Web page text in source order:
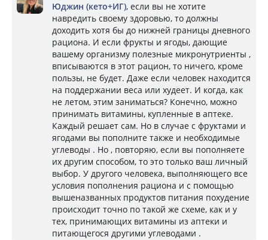
Юджин (кето+ИГ), если вы не хотите
навредить своему здоровью, то должны
доходить хотя бы до нижней границы дневного
рациона. И если фрукты и ягоды, дающие
вашему организму полезные микронутриенты ,
вписываются в этот рацион, то ничего, кроме
пользы, не будет. Даже если человек находится
на поддержании веса или худеет. И когда, как
не летом, этим заниматься? Конечно, можно
принимать витамины, купленные в аптеке.
Каждый решает сам. Но в случае с фруктами и
ягодами вы пополните также и необходимые
углеводы . Но , повторяю, если вы пополняете
их другим способом, то это только ваш личный
выбор. У другого человека, выполняющего все
условия пополнения рациона и с помощью
вышеназванных продуктов питания похудение
происходит точно по такой же схеме, как и у
тех, принимающих витамины из аптеки и
питающегося другими углеводами .